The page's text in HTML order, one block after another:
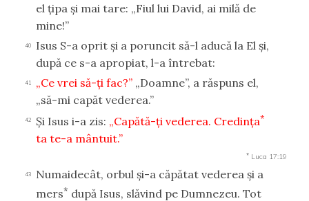
el ţipa şi mai tare: „Fiul lui David, ai milă de
mine!”
40
Isus S-a oprit şi a poruncit să-l aducă la El şi,
după ce s-a apropiat, l-a întrebat:
41 „Ce vrei să-ţi fac?” „Doamne”, a răspuns el,
„să-mi capăt vederea.”
42 Şi Isus i-a zis: „Capătă-ţi vederea. Credinţa*
ta te-a mântuit.”
* Luca 17:19
43
Numaidecât, orbul şi-a căpătat vederea şi a
mers* după Isus, slăvind pe Dumnezeu. Tot